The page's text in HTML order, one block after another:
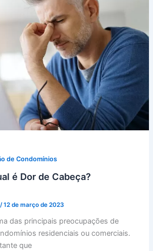
de Condomínios
é Dor de Cabeça?
/12 de março de 2023
das principais preocupações de
residenciais ou comerciais.
que